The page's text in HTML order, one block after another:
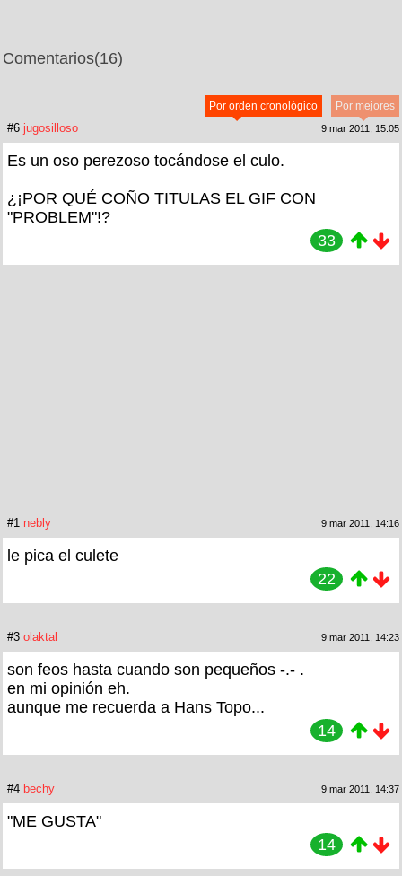
Comentarios(16)
Por mejores
Por orden cronológico
#6 jugosilloso 9 mar 2011, 15:05
Es un oso perezoso tocándose el culo.
¿¡POR QUÉ COÑO TITULAS EL GIF CON
"PROBLEM"!?
33
#1 nebly 9 mar 2011, 14:16
le pica el culete
22
#3 olaktal 9 mar 2011, 14:23
son feos hasta cuando son pequeños -.- .
en mi opinión eh.
aunque me recuerda a Hans Topo...
14
#4 bechy 9 mar 2011, 14:37
"ME GUSTA"
14